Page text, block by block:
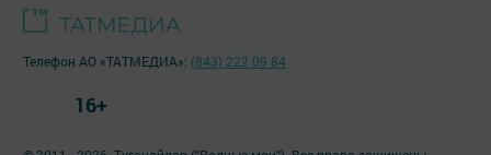
Телефон АО «ТАТМЕДИА»: (843) 222 09 84
16+